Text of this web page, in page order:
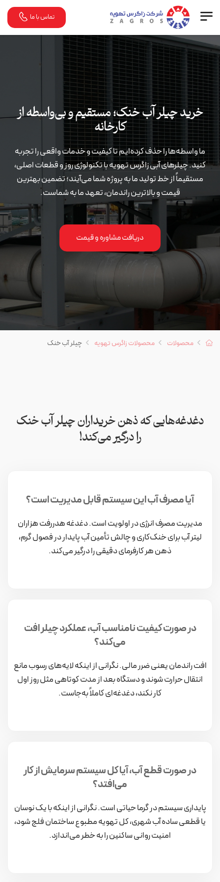
تماس با ما
خرید چیلر آب خنک؛ مستقیم و بی‌واسطه از
کارخانه
ما واسطه‌ها را حذف کرده‌ایم تا کیفیت و خدمات واقعی را تجربه
کنید. چیلرهای آبی زاگرس تهویه با تکنولوژی روز و قطعات اصلی،
مستقیماً از خط تولید ما به پروژه شما می‌آیند؛ تضمین بهترین
قیمت و بالاترین راندمان، تعهد ما به شماست.
دریافت مشاوره و قیمت
محصولات محصولات زاگرس تهویه چیلر آب خنک
دغدغه‌هایی که ذهن خریداران چیلر آب خنک
را درگیر می‌کند!
آیا مصرف آب این سیستم قابل مدیریت است؟
مدیریت مصرف انرژی در اولویت است. دغدغه هدررفت هزاران
لیتر آب برای خنک‌کاری و چالش تأمین آب پایدار در فصول گرم،
ذهن هر کارفرمای دقیقی را درگیر می‌کند.
در صورت کیفیت نامناسب آب، عملکرد چیلر افت
می‌کند؟
افت راندمان یعنی ضرر مالی. نگرانی از اینکه لایه‌های رسوب مانع
انتقال حرارت شوند و دستگاه بعد از مدت کوتاهی مثل روز اول
کار نکند، دغدغه‌ای کاملاً به‌جاست.
در صورت قطع آب، آیا کل سیستم سرمایش از کار
می‌افتد؟
پایداری سیستم در گرما حیاتی است. نگرانی از اینکه با یک نوسان
یا قطعی ساده آب شهری، کل تهویه مطبوع ساختمان فلج شود،
امنیت روانی ساکنین را به خطر می‌اندازد.